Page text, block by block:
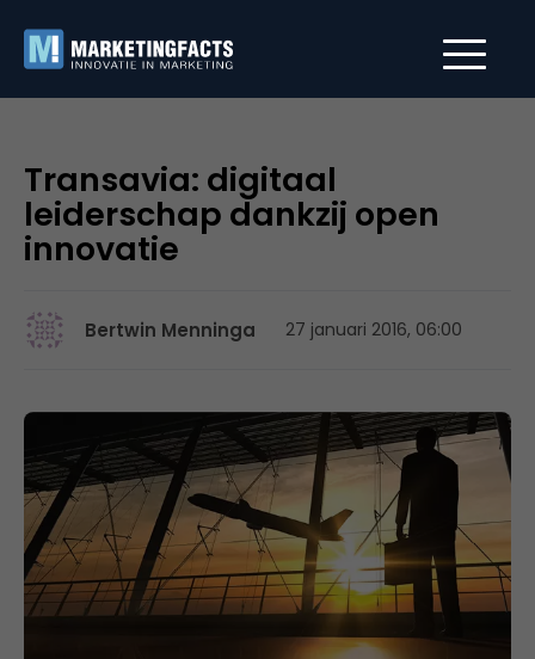
Transavia: digitaal
leiderschap dankzij open
innovatie
Bertwin Menninga 27 januari 2016, 06:00